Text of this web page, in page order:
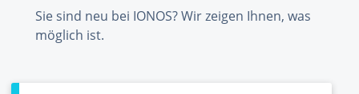
Sie sind neu bei IONOS? Wir zeigen Ihnen, was
möglich ist.